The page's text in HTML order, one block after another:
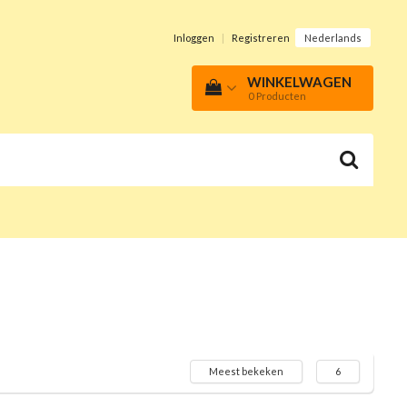
Inloggen | Registreren Nederlands
WINKELWAGEN
0 Producten
Meest bekeken 6